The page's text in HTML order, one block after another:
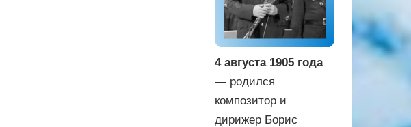
4 августа 1905 года
— родился
композитор и
дирижер Борис